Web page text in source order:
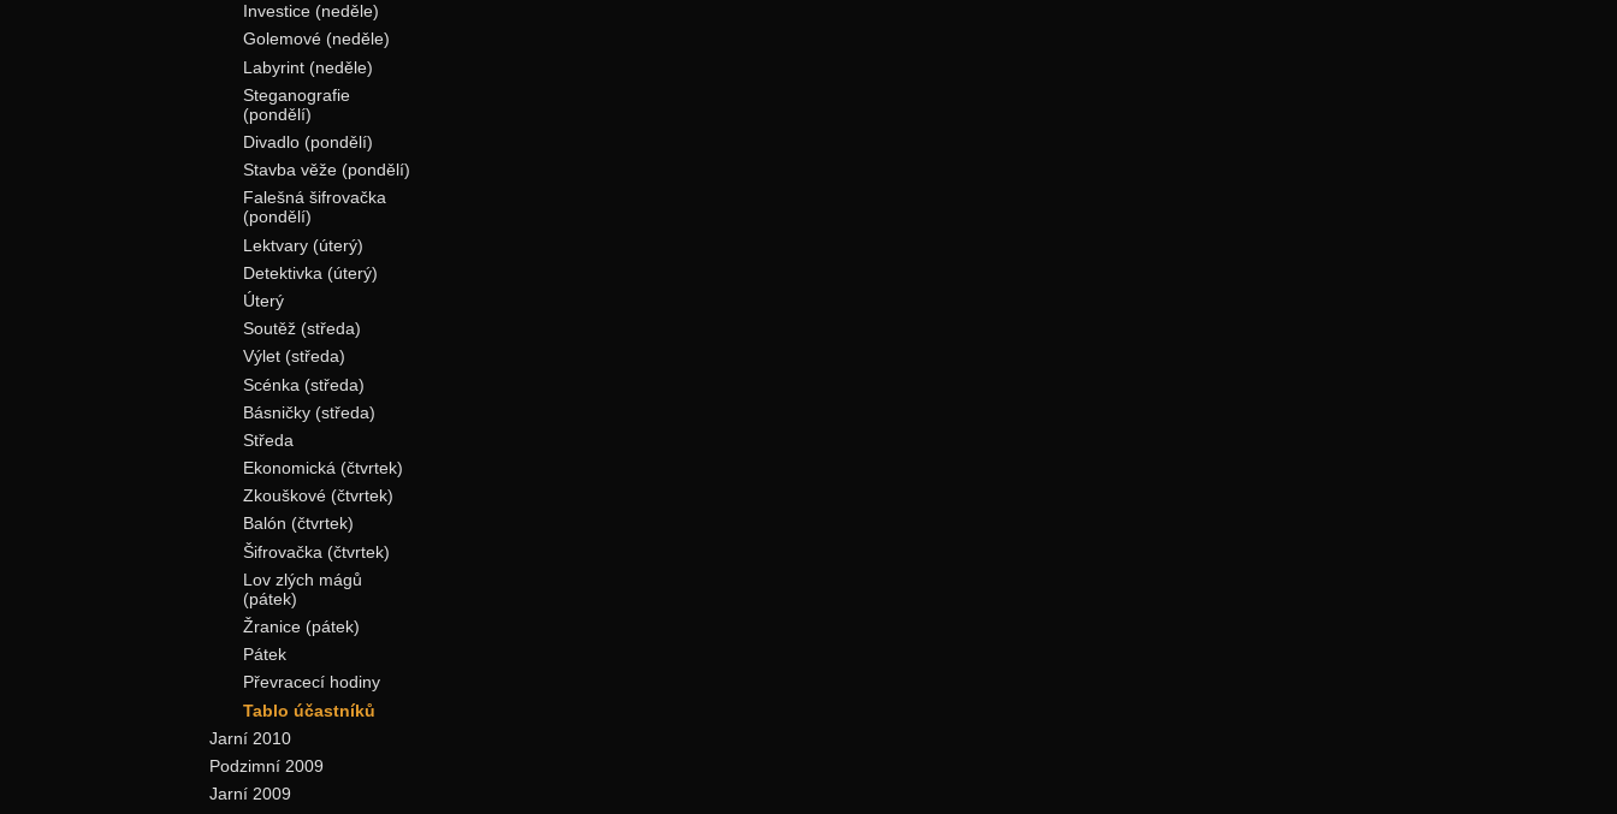
Investice (neděle)
Golemové (neděle)
Labyrint (neděle)
Steganografie
(pondělí)
Divadlo (pondělí)
Stavba věže (pondělí)
Falešná šifrovačka
(pondělí)
Lektvary (úterý)
Detektivka (úterý)
Úterý
Soutěž (středa)
Výlet (středa)
Scénka (středa)
Básničky (středa)
Středa
Ekonomická (čtvrtek)
Zkouškové (čtvrtek)
Balón (čtvrtek)
Šifrovačka (čtvrtek)
Lov zlých mágů
(pátek)
Žranice (pátek)
Pátek
Převracecí hodiny
Tablo účastníků
Jarní 2010
Podzimní 2009
Jarní 2009